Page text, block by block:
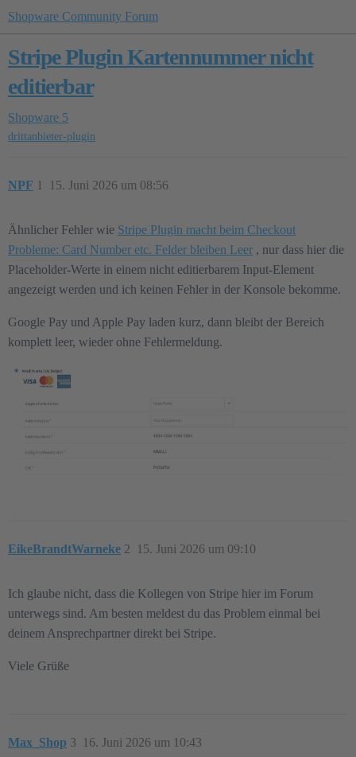
Shopware Community Forum
Stripe Plugin Kartennummer nicht
editierbar
Shopware 5
drittanbieter-plugin
NPF 15. Juni 2026 um 08:56
1
Ähnlicher Fehler wie Stripe Plugin macht beim Checkout
Probleme: Card Number etc. Felder bleiben Leer , nur dass hier die
Placeholder-Werte in einem nicht editierbarem Input-Element
angezeigt werden und ich keinen Fehler in der Konsole bekomme.
Google Pay und Apple Pay laden kurz, dann bleibt der Bereich
komplett leer, wieder ohne Fehlermeldung.
EikeBrandtWarneke 15. Juni 2026 um 09:10
2
Ich glaube nicht, dass die Kollegen von Stripe hier im Forum
unterwegs sind. Am besten meldest du das Problem einmal bei
deinem Ansprechpartner direkt bei Stripe.
Viele Grüße
Max_Shop 16. Juni 2026 um 10:43
3